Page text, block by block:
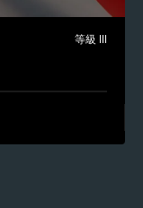
等級 III